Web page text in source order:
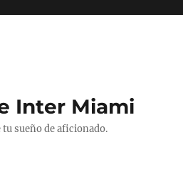
Inter Miami
sueño de aficionado.